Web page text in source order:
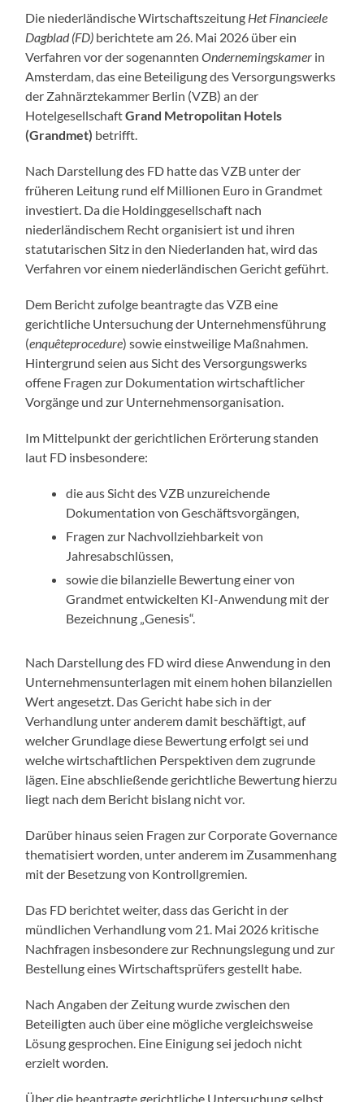
Die niederländische Wirtschaftszeitung Het Financieele
Dagblad (FD) berichtete am 26. Mai 2026 über ein
Verfahren vor der sogenanntenOndernemingskamer in
Amsterdam, das eine Beteiligung des Versorgungswerks
der Zahnärztekammer Berlin (VZB) an der
HotelgesellschaftGrand Metropolitan Hotels
(Grandmet) betrifft.
Nach Darstellung des FD hatte das VZB unter der
früheren Leitung rund elf Millionen Euro in Grandmet
investiert. Da die Holdinggesellschaft nach
niederländischem Recht organisiert ist und ihren
statutarischen Sitz in den Niederlanden hat, wird das
Verfahren vor einem niederländischen Gericht geführt.
Dem Bericht zufolge beantragte das VZB eine
gerichtliche Untersuchung der Unternehmensführung
(enquêteprocedure) sowie einstweilige Maßnahmen.
Hintergrund seien aus Sicht des Versorgungswerks
offene Fragen zur Dokumentation wirtschaftlicher
Vorgänge und zur Unternehmensorganisation.
Im Mittelpunkt der gerichtlichen Erörterung standen
laut FD insbesondere:
die aus Sicht des VZB unzureichende
Dokumentation von Geschäftsvorgängen,
Fragen zur Nachvollziehbarkeit von
Jahresabschlüssen,
sowie die bilanzielle Bewertung einer von
Grandmet entwickelten KI-Anwendung mit der
Bezeichnung „Genesis“.
Nach Darstellung des FD wird diese Anwendung in den
Unternehmensunterlagen mit einem hohen bilanziellen
Wert angesetzt. Das Gericht habe sich in der
Verhandlung unter anderem damit beschäftigt, auf
welcher Grundlage diese Bewertung erfolgt sei und
welche wirtschaftlichen Perspektiven dem zugrunde
lägen. Eine abschließende gerichtliche Bewertung hierzu
liegt nach dem Bericht bislang nicht vor.
Darüber hinaus seien Fragen zur Corporate Governance
thematisiert worden, unter anderem im Zusammenhang
mit der Besetzung von Kontrollgremien.
Das FD berichtet weiter, dass das Gericht in der
mündlichen Verhandlung vom 21. Mai 2026 kritische
Nachfragen insbesondere zur Rechnungslegung und zur
Bestellung eines Wirtschaftsprüfers gestellt habe.
Nach Angaben der Zeitung wurde zwischen den
Beteiligten auch über eine mögliche vergleichsweise
Lösung gesprochen. Eine Einigung sei jedoch nicht
erzielt worden.
Über die beantragte gerichtliche Untersuchung selbst